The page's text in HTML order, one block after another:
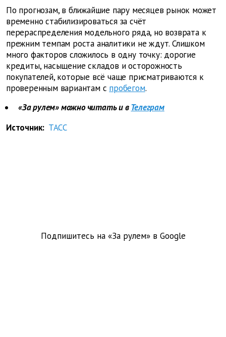
По прогнозам, в ближайшие пару месяцев рынок может
временно стабилизироваться за счёт
перераспределения модельного ряда, но возврата к
прежним темпам роста аналитики не ждут. Слишком
много факторов сложилось в одну точку: дорогие
кредиты, насыщение складов и осторожность
покупателей, которые всё чаще присматриваются к
проверенным вариантам с пробегом.
«За рулем» можно читать и вТелеграм
Источник: ТАСС
Подпишитесь на «За рулем» в Google